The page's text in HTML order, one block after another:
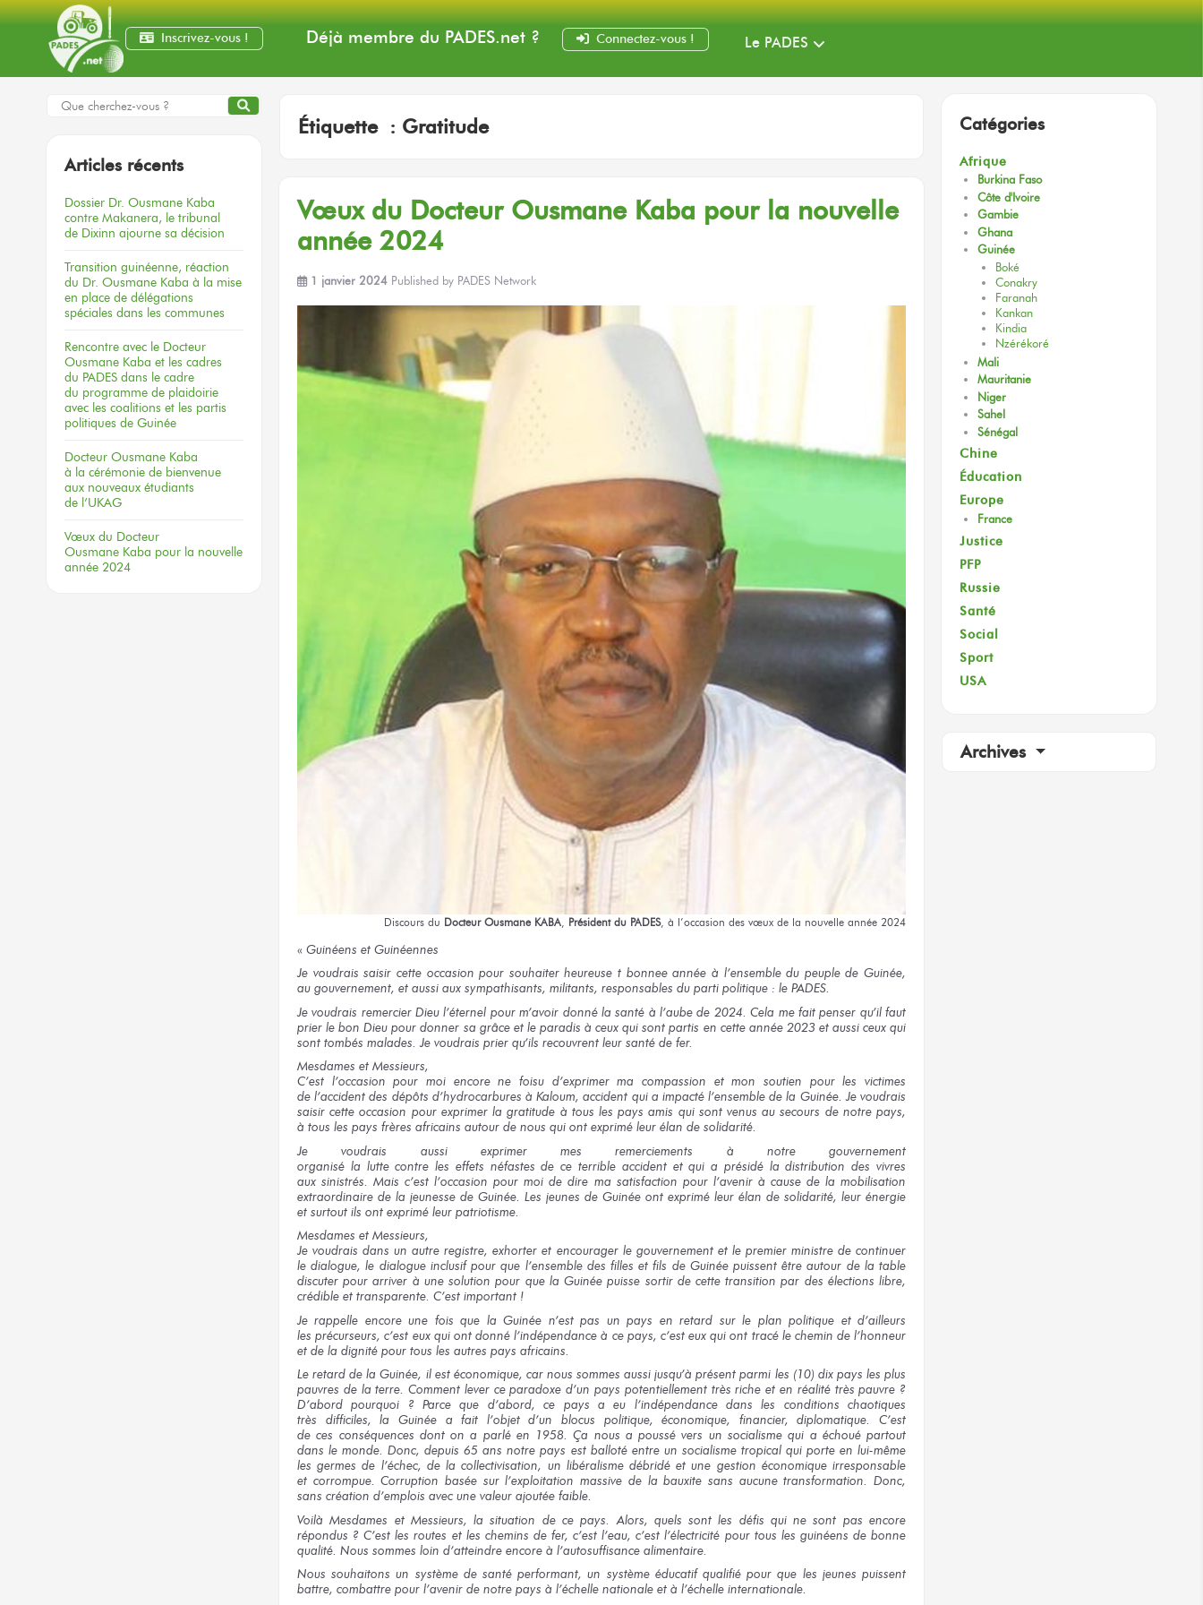
Inscrivez-vous ! Déjà membre du PADES.net? Connectez-vous ! Le PADES
Étiquette : Gratitude
Vœux du Docteur Ousmane Kaba pour la nouvelle
année 2024
1 janvier 2024 Published by PADES Network
Discours du Docteur Ousmane KABA, Président du PADES, à l’occasion des vœux de la nouvelle année 2024
« Guinéens et Guinéennes
Je voudrais saisir cette occasion pour souhaiterheureuse t bonnee année à l’ensemble du peuple de Guinée,
au gouvernement, et aussi aux sympathisants, militants, responsables du parti politique : le PADES.
Je voudrais remercier Dieu l’éternel pour m’avoir donné la santé à l’aube de 2024. Cela me faitpenser qu’il faut
prierle bon Dieupour donner sa grâce et le paradis à ceux qui sont partis en cette année2023 et aussi ceux qui
sont tombés malades.Je voudrais prier qu’ils recouvrent leur santé de fer.
Mesdames et Messieurs,
C’est l’occasion pour moi encorene foisu d’exprimerma compassion et mon soutien pour les victimes
de l’accident des dépôts d’hydrocarbures à Kaloum, accident qui a impactél’ensemblede la Guinée. Je voudrais
saisircette occasion pour exprimer la gratitude à tous les pays amis qui sontvenusau secours de notre pays,
à tous les pays frères africains autour de nous qui ont exprimé leur élan de solidarité.
Je voudrais aussi exprimer mes remerciements
à notre gouvernement
organisé la luttecontreles effets néfastesde ce terrible accident et qui a présidé la distribution des vivres
aux sinistrés. Maisc’est l’occasion pour moi de dire ma satisfaction pour l’avenir à cause de la mobilisation
extraordinaire de la jeunesse de Guinée. Les jeunes de Guinée ont exprimé leur élan de solidarité, leur énergie
et surtout ils ont exprimé leur patriotisme.
Mesdames et Messieurs,
Je voudrais dans un autre registre, exhorteret encourager le gouvernement et le premierministre de continuer
le dialogue, le dialogueinclusifpour que l’ensemble des filles et fils de Guinéepuissent être autour de la table
discuterpour arriver à une solution pour que la Guinée puisse sortir de cette transition par des élections libre,
crédible et transparente. C’est important !
Je rappelle encoreune fois que la Guinée n’est pas un pays en retard sur le plan politique et d’ailleurs
les précurseurs, c’est eux qui ontdonné l’indépendanceà ce pays, c’est eux qui ont tracé le chemin de l’honneur
et de la dignité pour tous les autres pays africains.
Le retard de la Guinée, il estéconomique, car nous sommes aussi jusqu’à présent parmi les (10) dixpays les plus
pauvres de la terre. Comment lever ce paradoxe d’un pays potentiellement très riche et en réalité très pauvre ?
D’abordpourquoi ? Parce que d’abord,ce pays a eu l’indépendance dans les conditions chaotiques
très difficiles, la Guinée a fait l’objetd’un blocus politique, économique, financier, diplomatique. C’est
de ces conséquences dont on a parlé en 1958. Ça nous a poussé vers un socialisme qui a échouépartout
dans le monde. Donc,depuis 65 ans notre pays est balloté entre un socialismetropical qui porte en lui-même
les germes de l’échec, de la collectivisation, un libéralismedébridéet une gestion économique irresponsable
et corrompue. Corruption basée sur l’exploitation massive de la bauxite sans aucunetransformation. Donc,
sans création d’emplois avec une valeur ajoutée faible.
Voilà Mesdames et Messieurs, la situation de ce pays. Alors, quels sont les défis qui ne sont pas encore
répondus ? C’estles routes et les chemins de fer, c’est l’eau, c’est l’électricité pour tous les guinéens de bonne
qualité. Nous sommes loin d’atteindre encore à l’autosuffisance alimentaire.
Nous souhaitons un système de santé performant,un systèmeéducatif qualifiépour que les jeunes puissent
battre, combattre pour l’avenir de notre pays à l’échelle nationale et à l’échelle internationale.
Articles récents
Dossier Dr. Ousmane Kaba
contre Makanera, le tribunal
de Dixinn ajourne sa décision
Transition guinéenne, réaction
du Dr. Ousmane Kaba à la mise
en place de délégations
spéciales dans les communes
Rencontre avec le Docteur
Ousmane Kaba et les cadres
du PADES dans le cadre
du programme de plaidoirie
avec les coalitions et les partis
politiques de Guinée
Docteur Ousmane Kaba
à la cérémonie de bienvenue
aux nouveaux étudiants
de l’UKAG
Vœux du Docteur
Ousmane Kaba pour la nouvelle
année 2024
Catégories
Afrique
Burkina Faso
Côte d'Ivoire
Gambie
Ghana
Guinée
Boké
Conakry
Faranah
Kankan
Kindia
Nzérékoré
Mali
Mauritanie
Niger
Sahel
Sénégal
Chine
Éducation
Europe
France
Justice
PFP
Russie
Santé
Social
Sport
USA
Archives